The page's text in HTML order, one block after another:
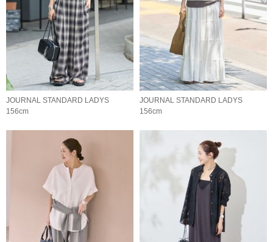
JOURNAL STANDARD LADYS
156cm
JOURNAL STANDARD LADYS
156cm